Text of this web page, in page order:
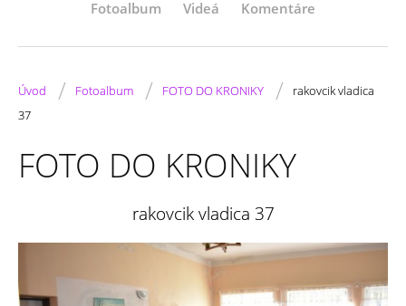
Fotoalbum
Videá Komentáre
Úvod / Fotoalbum / FOTO DO KRONIKY /
rakovcik vladica
37
FOTO DO KRONIKY
rakovcik vladica 37